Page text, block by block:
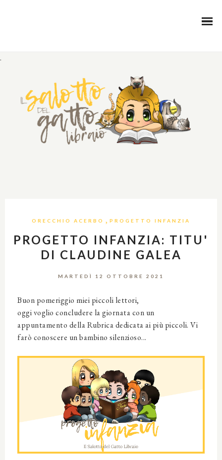
.
ORECCHIO ACERBO , PROGETTO INFANZIA
PROGETTO INFANZIA: TITU'
DI CLAUDINE GALEA
MARTEDÌ 12 OTTOBRE 2021
Buon pomeriggio miei piccoli lettori,
oggi voglio concludere la giornata con un
appuntamento della Rubrica dedicata ai più piccoli. Vi
farò conoscere un bambino silenzioso...